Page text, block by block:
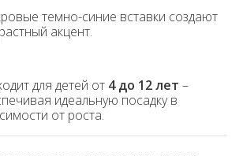
темно-синие вставки создают
акцент.
для детей от 4 до 12 лет –
идеальную посадку в
от роста.